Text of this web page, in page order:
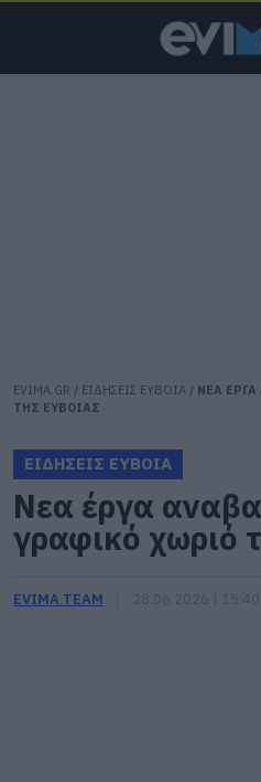
EVIMA.GR / ΕΙΔΗΣΕΙΣ ΕΥΒΟΙΑ / ΝΕΑ
ΤΗΣ ΕΥΒΟΙΑΣ
ΕΙΔΗΣΕΙΣ ΕΥΒΟΙΑ
Νεα έργα
γραφικό χωριό
EVIMA TEAM